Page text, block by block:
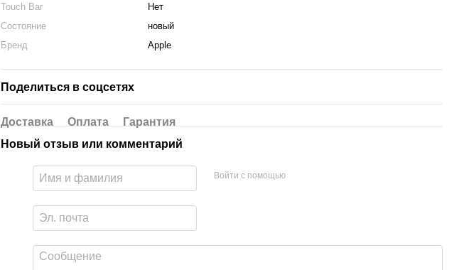
Touch Bar
Нет
Состояние
новый
Бренд
Apple
Поделиться в соцсетях
Доставка Оплата
Гарантия
Новый отзыв или комментарий
Войти с помощью